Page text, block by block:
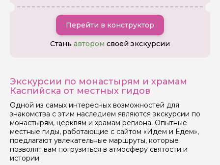
Перейти в конструктор
Стань автором своей экскурсии
Экскурсии по монастырям и храмам
Каспийска от местных гидов
Одной из самых интересных возможностей для
знакомства с этим наследием являются экскурсии по
монастырям, церквям и храмам региона. Опытные
местные гиды, работающие с сайтом «Идем и Едем»,
предлагают увлекательные маршруты, которые
позволят вам погрузиться в атмосферу святости и
истории.
Задайте свой вопрос гиду
Как вас зовут